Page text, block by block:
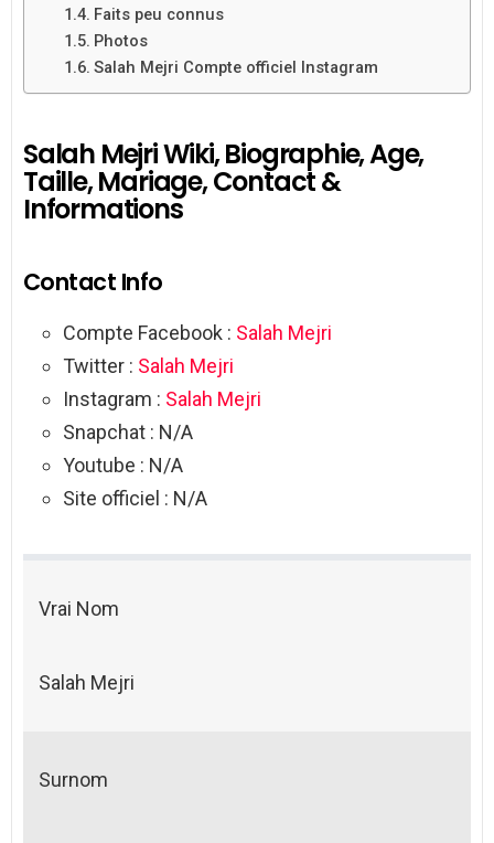
Faits peu connus
Photos
Salah Mejri Compte officiel Instagram
Salah Mejri Wiki, Biographie, Age,
Taille, Mariage, Contact &
Informations
Contact Info
Compte Facebook : Salah Mejri
Twitter : Salah Mejri
Instagram : Salah Mejri
Snapchat : N/A
Youtube : N/A
Site officiel : N/A
Vrai Nom
Salah Mejri
Surnom